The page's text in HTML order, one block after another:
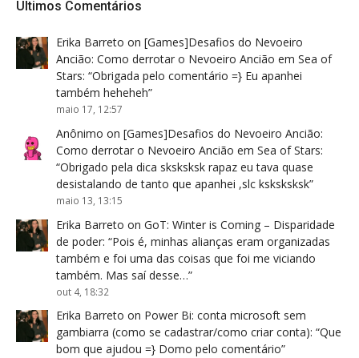
Últimos Comentários
Erika Barreto on [Games]Desafios do Nevoeiro
Ancião: Como derrotar o Nevoeiro Ancião em Sea of
Stars: “Obrigada pelo comentário =} Eu apanhei
também heheheh”
maio 17, 12:57
Anônimo on [Games]Desafios do Nevoeiro Ancião:
Como derrotar o Nevoeiro Ancião em Sea of Stars:
“Obrigado pela dica sksksksk rapaz eu tava quase
desistalando de tanto que apanhei ,slc ksksksksk”
maio 13, 13:15
Erika Barreto on GoT: Winter is Coming – Disparidade
de poder: “Pois é, minhas alianças eram organizadas
também e foi uma das coisas que foi me viciando
também. Mas saí desse…”
out 4, 18:32
Erika Barreto on Power Bi: conta microsoft sem
gambiarra (como se cadastrar/como criar conta): “Que
bom que ajudou =} Domo pelo comentário”